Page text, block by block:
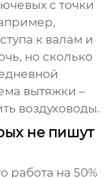
с точки
к валам и
но сколько
вытяжки –
воздуховоды.
не пишут
работа на 50%